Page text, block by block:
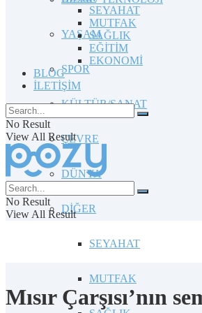
YAŞAM
SPOR
KÜLTÜR/SANAT
ÇEVRE
DÜNYA
DİĞER
SEYAHAT
MUTFAK
SEYAHAT
MUTFAK
SAĞLIK
EĞİTİM
EKONOMİ
BLOG
İLETİŞİM
No Result
View All Result
No Result
View All Result
Mısır Çarşısı’nın